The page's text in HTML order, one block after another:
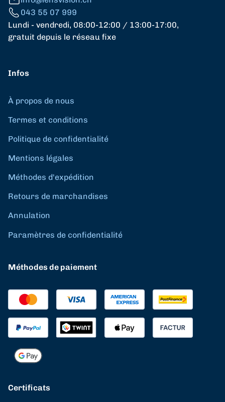
043 55 07 999
Lundi - vendredi, 08:00-12:00 / 13:00-17:00,
gratuit depuis le réseau fixe
Infos
À propos de nous
Termes et conditions
Politique de confidentialité
Mentions légales
Méthodes d'expédition
Retours de marchandises
Annulation
Paramètres de confidentialité
Méthodes de paiement
Certificats